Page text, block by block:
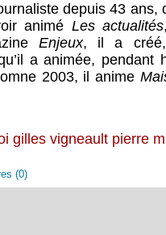
depuis 43 ans,
animé Les actualités
Enjeux, il a créé,
a animée, pendant
2003, il anime
gilles vigneault pierre
(0)